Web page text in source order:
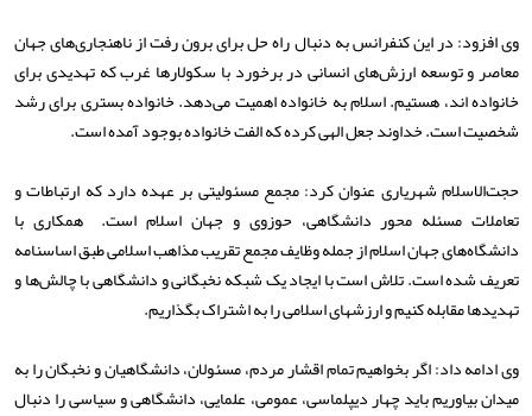
وی افزود: در این کنفرانس به دنبال راه‌ حل برای برون رفت از ناهنجاری‌های جهان
معاصر و توسعه ارزش‌های انسانی در برخورد با سکولارها غرب که تهدیدی برای
خانواده اند، هستیم. اسلام به خانواده اهمیت می‌دهد. خانواده بستری برای رشد
شخصیت است. خداوند جعل الهی کرده که الفت خانواده بوجود آمده است.
حجت‌الاسلام شهریاری عنوان کرد: مجمع مسئولیتی بر عهده دارد که ارتباطات و
تعاملات مسئله محور دانشگاهی، حوزوی و جهان اسلام است. همکاری با
دانشگاه‌های جهان اسلام از جمله وظایف مجمع تقریب مذاهب اسلامی طبق اساسنامه
تعریف شده است. تلاش است با ایجاد یک شبکه نخبگانی و دانشگاهی با چالش‌ها و
تهدیدها مقابله کنیم و ارزشهای اسلامی را به اشتراک بگذاریم.
وی ادامه داد: اگر بخواهیم تمام اقشار مردم، مسئولان، دانشگاهیان و نخبگان را به
میدان بیاوریم باید چهار دیپلماسی، عمومی، علمایی، دانشگاهی و سیاسی را دنبال